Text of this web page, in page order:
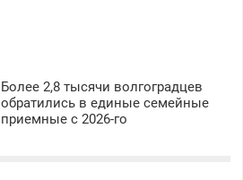
Более 2,8 тысячи волгоградцев
обратились в единые семейные
приемные с 2026-го